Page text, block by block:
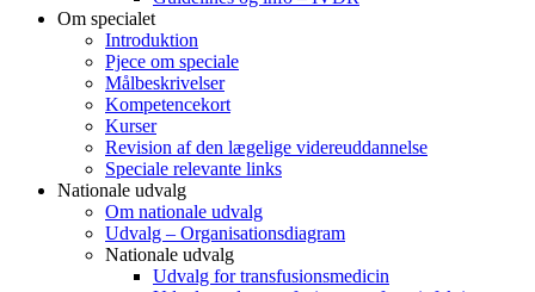
Om specialet
Introduktion
Pjece om speciale
Målbeskrivelser
Kompetencekort
Kurser
Revision af den lægelige videreuddannelse
Speciale relevante links
Nationale udvalg
Om nationale udvalg
Udvalg – Organisationsdiagram
Nationale udvalg
Udvalg for transfusionsmedicin